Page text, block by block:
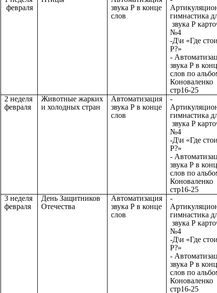
февраля
звука Р в конце
слов
гимнастика
звука Р
№4
-Д\и «Где
Р?»
-
звука Р в
слов по
Коноваленко
стр16-25
2 неделя
февраля
Животные жарких
и холодных стран
Автоматизация
звука Р в конце
слов
-
гимнастика
звука Р
№4
-Д\и «Где
Р?»
-
звука Р в
слов по
Коноваленко
стр16-25
3 неделя
февраля
День Защитников
Отечества
Автоматизация
звука Р в конце
слов
-
гимнастика
звука Р
№4
-Д\и «Где
Р?»
-
звука Р в
слов по
Коноваленко
стр16-25